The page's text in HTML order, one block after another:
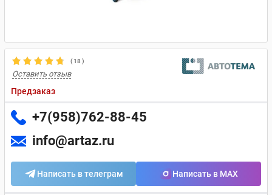
(18 )
Оставить отзыв
Предзаказ
+7(958)762-88-45
info@artaz.ru
Написать в телеграм Написать в MAX